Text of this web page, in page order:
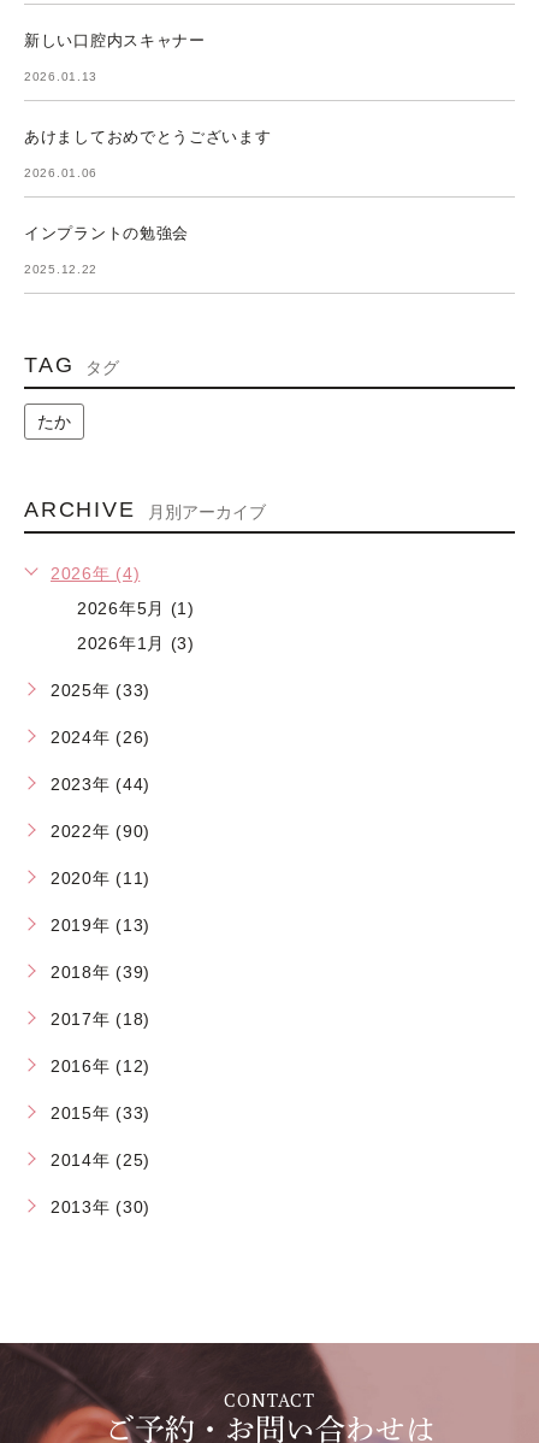
新しい口腔内スキャナー
2026.01.13
あけましておめでとうございます
2026.01.06
インプラントの勉強会
2025.12.22
TAG タグ
たか
ARCHIVE 月別アーカイブ
2026年 (4)
2026年5月 (1)
2026年1月 (3)
2025年 (33)
2024年 (26)
2023年 (44)
2022年 (90)
2020年 (11)
2019年 (13)
2018年 (39)
2017年 (18)
2016年 (12)
2015年 (33)
2014年 (25)
2013年 (30)
CONTACT
ご予約・お問い合わせは